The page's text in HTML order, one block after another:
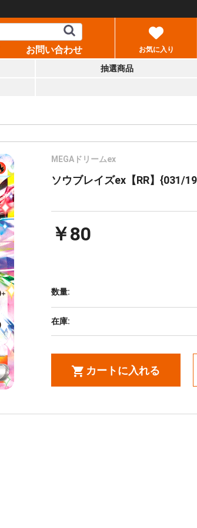
お問い合わせ お気に入り
抽選商品
MEGAドリームex
ソウブレイズex【RR】{031/
￥80
数量:
在庫:
カートに入れる